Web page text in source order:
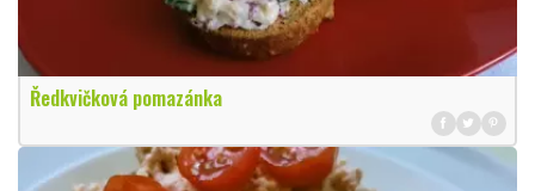
Ředkvičková pomazánka